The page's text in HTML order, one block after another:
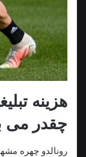
هزینه
چقدر می
رونالدو چهره